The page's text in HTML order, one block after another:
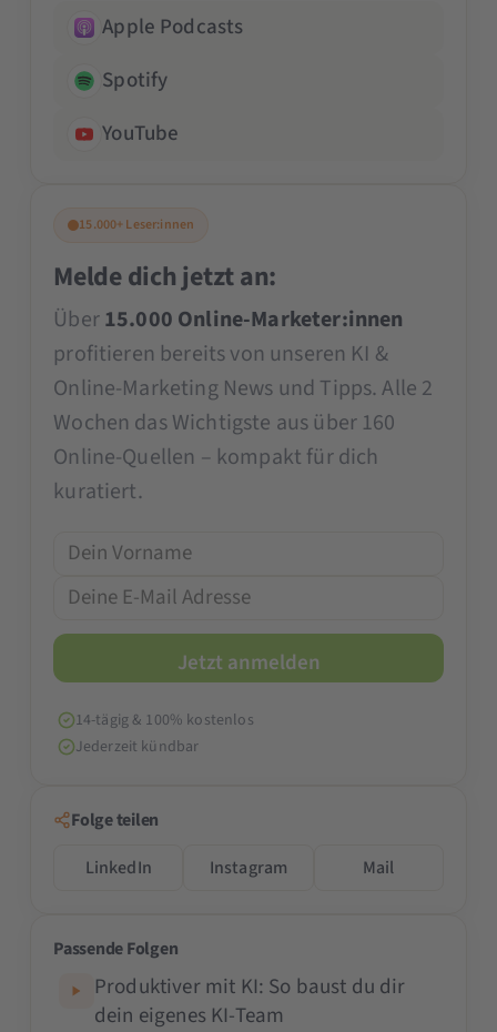
Apple Podcasts
Spotify
YouTube
15.000+ Leser:innen
Melde dich jetzt an:
Über15.000 Online-Marketer:innen
profitieren bereits von unseren KI &
Online-Marketing News und Tipps. Alle 2
Wochen das Wichtigste aus über 160
Online-Quellen – kompakt für dich
kuratiert.
14-tägig & 100% kostenlos
Jederzeit kündbar
Folge teilen
LinkedIn
Instagram Mail
Passende Folgen
Produktiver mit KI: So baust du dir
dein eigenes KI-Team